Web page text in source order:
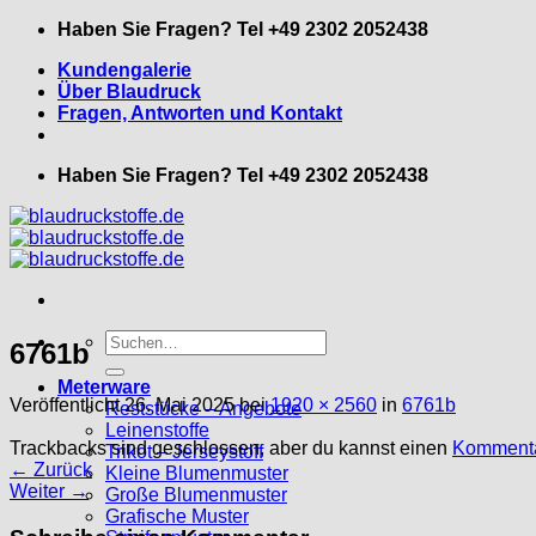
Zum
springen
Haben Sie Fragen? Tel +49 2302 2052438
Kundengalerie
Über Blaudruck
Fragen, Antworten und Kontakt
Haben Sie Fragen? Tel +49 2302 2052438
Suche
nach:
Meterware
Reststücke – Angebote
Leinenstoffe
Trikot – Jerseystoff
Kleine Blumenmuster
Große Blumenmuster
Grafische Muster
6761b
Veröffentlicht26. Mai 2025bei1920 × 2560 in 6761b
Trackbacks sind geschlossen, aber du kannst einen
← Zurück
Weiter →